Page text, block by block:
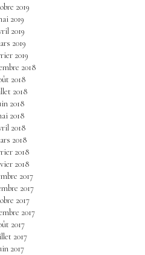
2019
2019
2019
2019
2019
2018
2018
2018
2018
2018
2018
2018
2018
2018
2017
2017
2017
2017
2017
2017
2017